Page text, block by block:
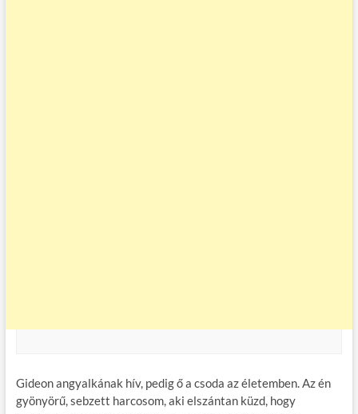
Gideon angyalkának hív, pedig ő a csoda az életemben. Az én
gyönyörű, sebzett harcosom, aki elszántan küzd, hogy